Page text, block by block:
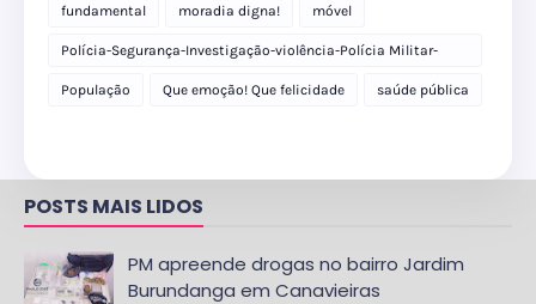
fundamental moradia digna! móvel
Polícia-Segurança-Investigação-violência-Polícia Militar-
delegacia
População Que emoção! Que felicidade saúde pública
POSTS MAIS LIDOS
PM apreende drogas no bairro Jardim
Burundanga em Canavieiras